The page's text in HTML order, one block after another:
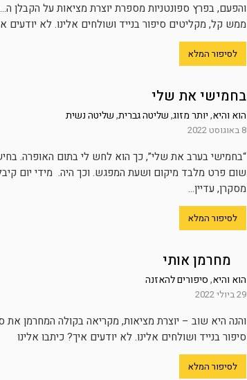
והפעם, בפרץ ספונטניות מספרת יוצרת מציאות על הקבלן
ממש קל, מקליטים סיפור בנייד ושולחים אלינו. לא יודעים
לסיפור המלא
בחמישי את שלי
הוא והיא,יותר מזוג,שליטה גברית,שליטה נשית
8 באוגוסט 2022
“בחמישי בערב את שלי”, כך הוא לחש לי בתום האופרה.
שום פרט מלבד מיקום ושעת המפגש. וכך היה. מידי יום
מסקרן, עדיין...
לסיפור המלא
מחרמן אותי
הוא והיא,סיפורים להאזנה
29 ביולי 2022
והנה היא שוב – יוצרת מציאות, מקריאה בקולה המחרמן
סיפור בנייד ושולחים אלינו. לא יודעים איך? כיתבו אלינו
לסיפור המלא